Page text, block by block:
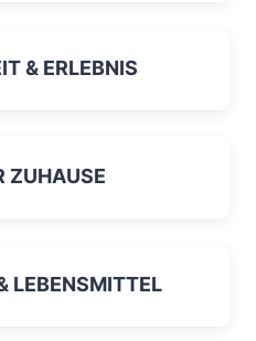
& ERLEBNIS
ZUHAUSE
LEBENSMITTEL